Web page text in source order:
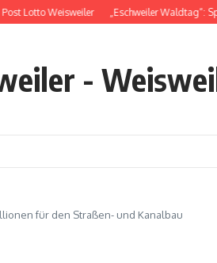
Post Lotto Weisweiler „Eschweiler Waldtag“:
-
für den Straßen- und Kanalbau